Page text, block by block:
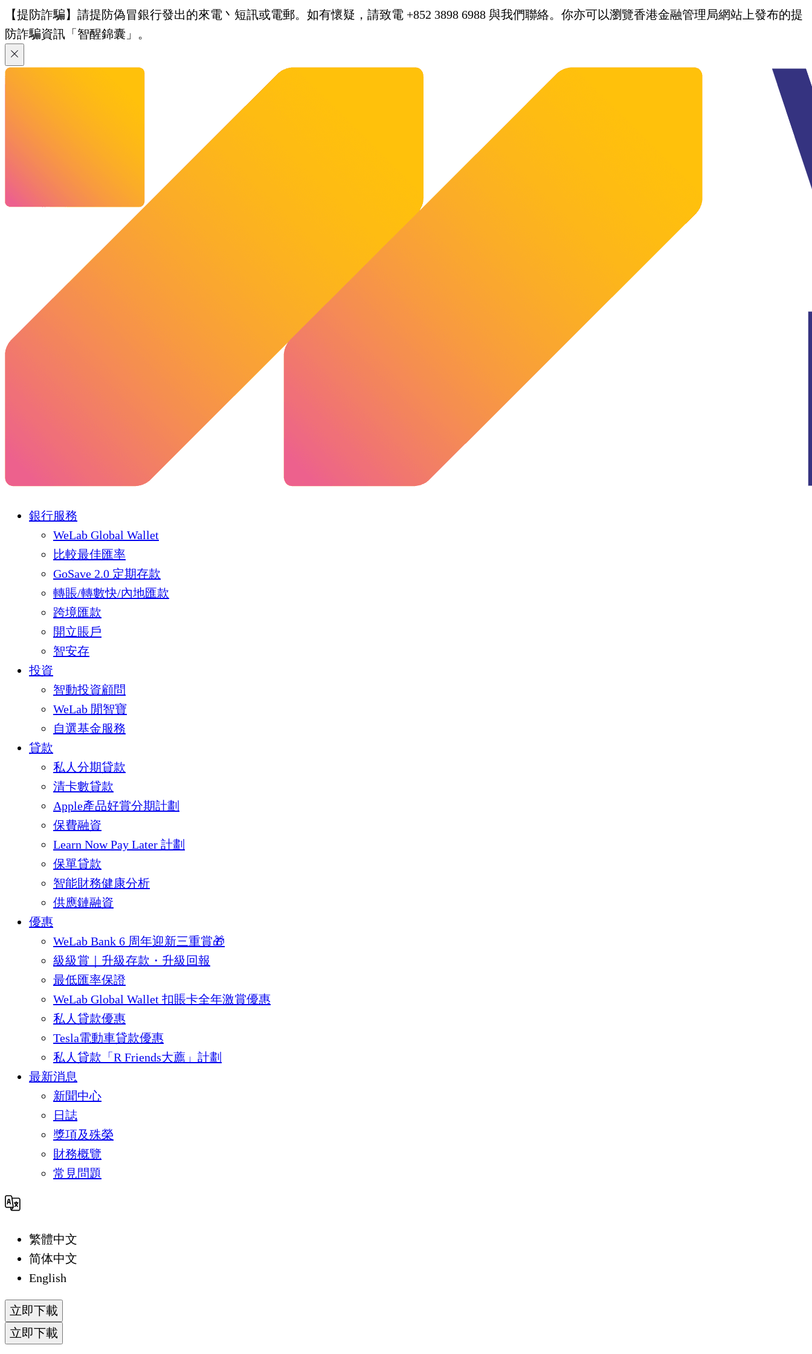
【提防詐騙】請提防偽冒銀行發出的來電丶短訊或電郵。如有懷疑，請致電 +852 3898 6988 與我們聯絡。你亦可以瀏覽香港金融管理局網站上發布的提
防詐騙資訊「智醒錦囊」。
銀行服務
WeLab Global Wallet
比較最佳匯率
GoSave 2.0 定期存款
轉賬/轉數快/內地匯款
跨境匯款
開立賬戶
智安存
投資
智動投資顧問
WeLab 閒智寶
自選基金服務
貸款
私人分期貸款
清卡數貸款
Apple產品好賞分期計劃
保費融資
Learn Now Pay Later 計劃
保單貸款
智能財務健康分析
供應鏈融資
優惠
WeLab Bank 6 周年迎新三重賞🎁
級級賞｜升級存款・升級回報
最低匯率保證
WeLab Global Wallet 扣賬卡全年激賞優惠
私人貸款優惠
Tesla電動車貸款優惠
私人貸款「R Friends大薦」計劃
最新消息
新聞中心
日誌
獎項及殊榮
財務概覽
常見問題
繁體中文
简体中文
English
立即下載
立即下載